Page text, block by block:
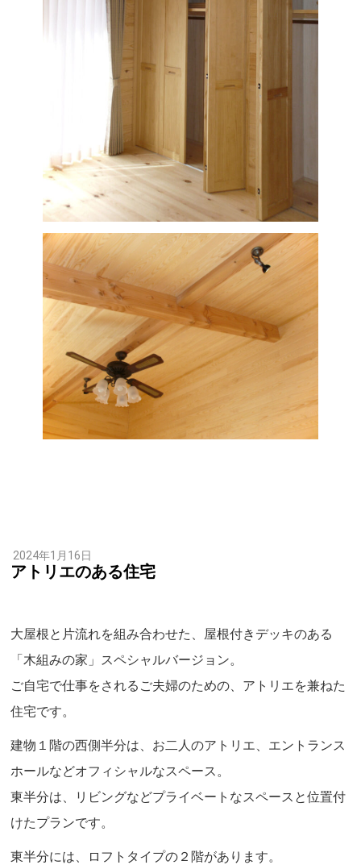
2024年1月16日
アトリエのある住宅
大屋根と片流れを組み合わせた、屋根付きデッキのある
「木組みの家」スペシャルバージョン。
ご自宅で仕事をされるご夫婦のための、アトリエを兼ねた
住宅です。
建物１階の西側半分は、お二人のアトリエ、エントランス
ホールなどオフィシャルなスペース。
東半分は、リビングなどプライベートなスペースと位置付
けたプランです。
東半分には、ロフトタイプの２階があります。